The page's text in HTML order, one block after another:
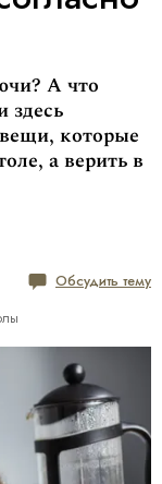
А что
здесь
которые
а верить в
Обсудить тему